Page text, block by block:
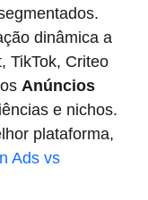
dinâmica a
TikTok, Criteo
Anúncios
e nichos.
plataforma,
Ads vs